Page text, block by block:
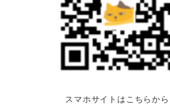
スマホサイトはこちらから